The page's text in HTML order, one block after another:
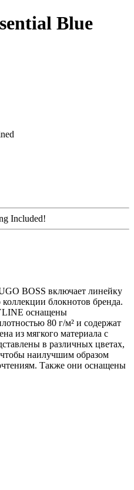
Blue
Included!
BOSS включает линейку
блокнотов бренда.
оснащены
80 г/м² и содержат
из мягкого материала с
в различных цветах,
наилучшим образом
Также они оснащены